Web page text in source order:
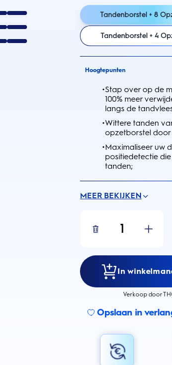
Tandenborstel + 8
Tandenborstel + 4
Hoogtepunten
•Stap over op de
100% meer
langs de
•Wittere tanden
opzetborstel
•Maximaliseer uw
positiedetectie
tanden;
MEER BEKIJKEN
1
In
Verkoop door
Opslaan in